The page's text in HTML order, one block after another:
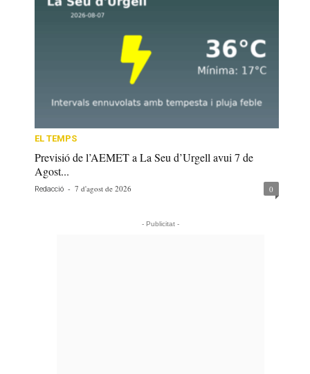
EL TEMPS
Previsió de l’AEMET a La Seu d’Urgell avui 7 de
Agost...
Redacció - 7 d'agost de 2026 0
- Publicitat -